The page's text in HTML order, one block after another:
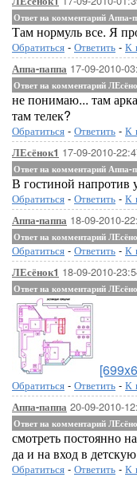
Ответ на комментарий Аппа-
Там нормуль все. Я
Обратиться - Ответить - К
Аппа-паппа 17-09-2010-
Ответ на комментарий
не понимаю... там
там телек?
Обратиться - Ответить - К
ЛЕсёнок1 17-09-2010-
Ответ на комментарий Аппа-
В гостиной напротив
Обратиться - Ответить - К
Аппа-паппа 18-09-2010-
Ответ на комментарий
Обратиться - Ответить - К
ЛЕсёнок1 18-09-2010-
Ответ на комментарий
Обратиться - Ответить - К
Аппа-паппа 20-09-2010-
Ответ на комментарий
смотреть постоянно
да и на вход в
Обратиться - Ответить - К